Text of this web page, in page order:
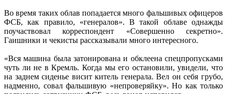
Во время таких облав попадается много фальшивых офицеров
ФСБ, как правило, «генералов». В такой облаве однажды
поучаствовал корреспондент «Совершенно секретно».
Гаишники и чекисты рассказывали много интересного.
«Вся машина была затонирована и обклеена спецпропусками
чуть ли не в Кремль. Когда мы его остановили, увидели, что
на заднем сиденье висит китель генерала. Вел он себя грубо,
надменно, совал фальшивую «непроверяйку». Но как только